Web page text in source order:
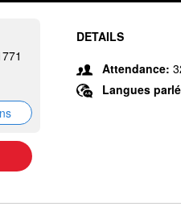
DETAILS
Attendance:
Langues